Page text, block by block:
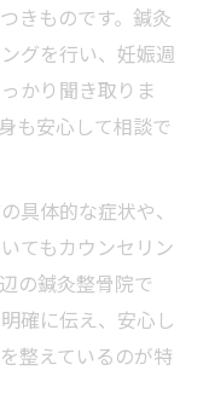
きものです。鍼灸
グを行い、妊娠週
かり聞き取りま
も安心して相談で
具体的な症状や、
てもカウンセリン
の鍼灸整骨院で
確に伝え、安心し
整えているのが特